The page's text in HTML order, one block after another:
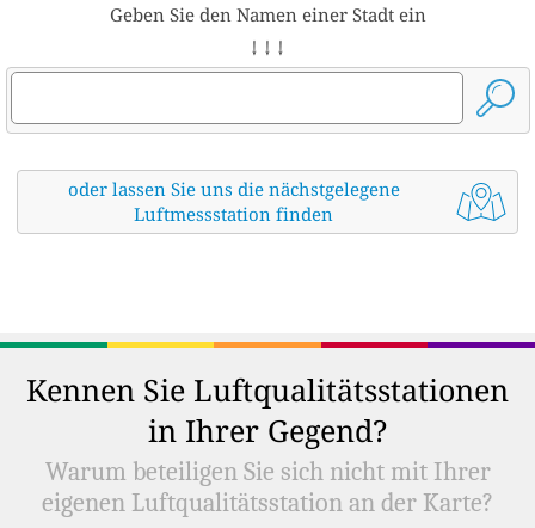
Geben Sie den Namen einer Stadt ein
↓ ↓ ↓
oder lassen Sie uns die nächstgelegene
Luftmessstation finden
Kennen Sie Luftqualitätsstationen
in Ihrer Gegend?
Warum beteiligen Sie sich nicht mit Ihrer
eigenen Luftqualitätsstation an der Karte?